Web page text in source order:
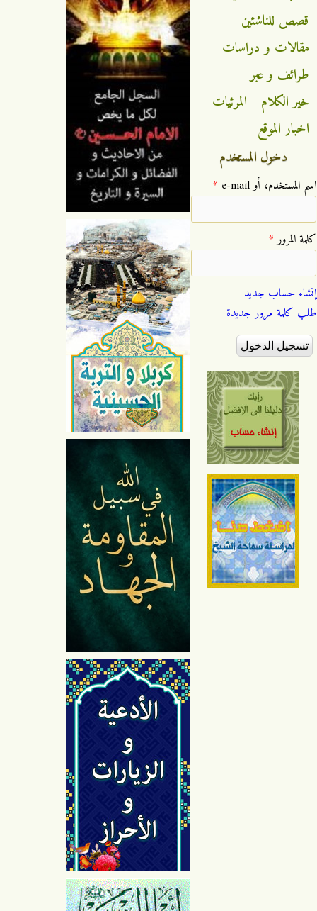
قصص للناشئين
مقالات و دراسات
طرائف و عبر
خير الكلام
المرئيات
اخبار الموقع
دخول المستخدم
‏اسم المستخدم، أو e-mail ‏ *
‏كلمة المرور ‏*
إنشاء حساب جديد
طلب كلمة مرور جديدة